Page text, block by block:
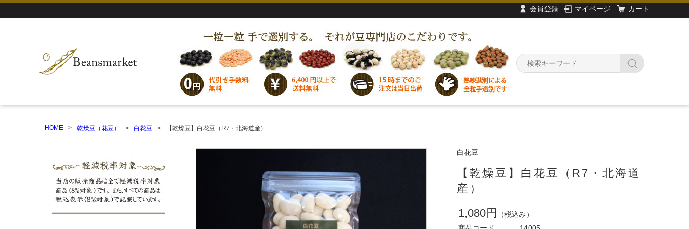
会員登録 マイページ カート
HOME 乾燥豆（花豆） 白花豆 【乾燥豆】白花豆（R7・北海道産）
白花豆
【乾燥豆】白花豆（R7・北海道
産）
1,080円
（税込み）